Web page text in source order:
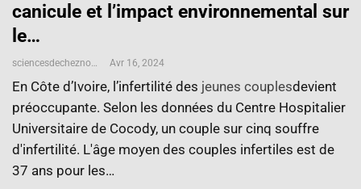
canicule et l’impact environnemental sur
le…
sciencesdecheznous@gmail.com Avr 16, 2024
En Côte d’Ivoire, l’infertilité des jeunes couplesdevient
préoccupante. Selon les données du Centre Hospitalier
Universitaire de Cocody, un couple sur cinq souffre
d'infertilité. L'âge moyen des couples infertiles est de
37 ans pour les…